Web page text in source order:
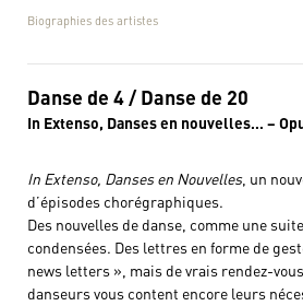
Biographies des artistes
Danse de 4 / Danse de 20
In Extenso, Danses en nouvelles… –
In Extenso, Danses en Nouvelles, un
d’épisodes chorégraphiques.
Des nouvelles de danse, comme une
condensées. Des lettres en forme de
news letters », mais de vrais rendez-
danseurs vous content encore leurs